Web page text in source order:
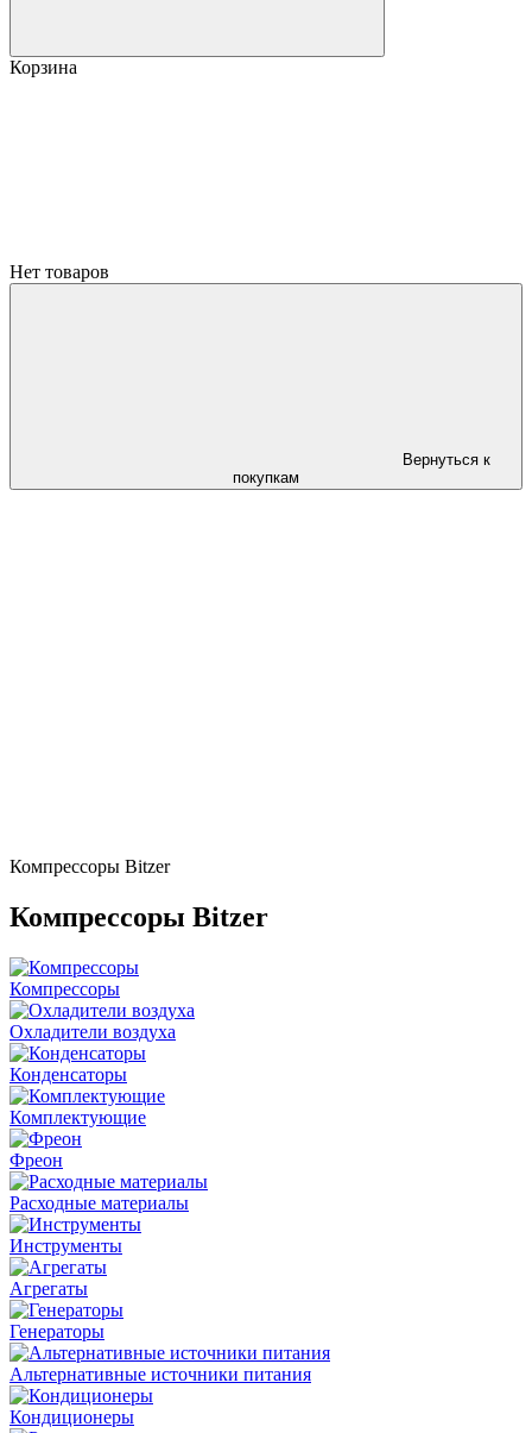
Корзина
Нет товаров
Вернуться к
покупкам
Компрессоры Bitzer
Компрессоры Bitzer
Компрессоры
Охладители воздуха
Конденсаторы
Комплектующие
Фреон
Расходные материалы
Инструменты
Агрегаты
Генераторы
Альтернативные источники питания
Кондиционеры